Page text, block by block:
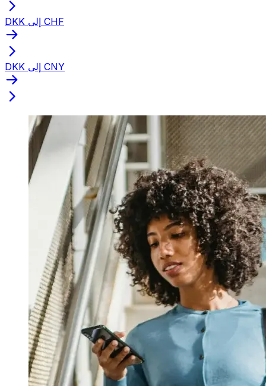
DKK إلى CHF
DKK إلى CNY